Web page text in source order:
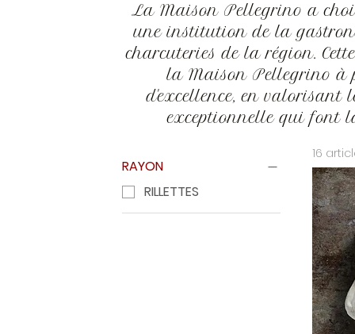
La Maison Pellegrino a
une institution de la
charcuteries de la région.
la Maison Pellegrino à
d'excellence, en
exceptionnelle qui font
RAYON
RILLETTES
16